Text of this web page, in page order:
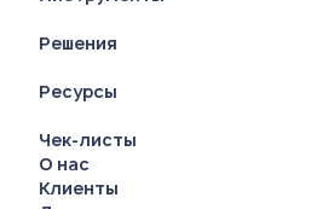
Решения
Ресурсы
Чек-листы
О нас
Клиенты